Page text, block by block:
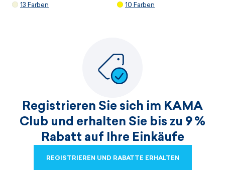
13 Farben 10 Farben
Registrieren Sie sich im KAMA
Club und erhalten Sie bis zu 9 %
Rabatt auf Ihre Einkäufe
REGISTRIEREN UND RABATTE ERHALTEN